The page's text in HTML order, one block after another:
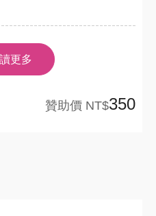
更多
贊助價 NT$350